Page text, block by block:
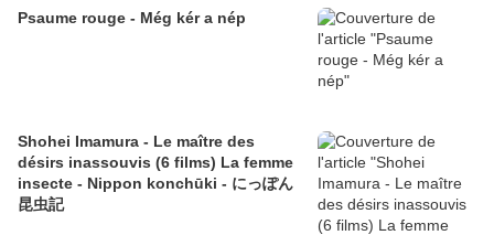
Psaume rouge - Még kér a nép
Shohei Imamura - Le maître des
désirs inassouvis (6 films) La femme
insecte - Nippon konchūki - にっぽん
昆虫記